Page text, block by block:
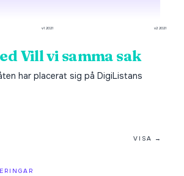
v1 2021 v2 2021
Vill vi samma sak
har placerat sig på DigiListans
VISA →